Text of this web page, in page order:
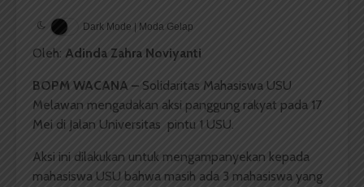
Dark Mode | Moda Gelap
Oleh: Adinda Zahra Noviyanti
BOPM WACANA – Solidaritas Mahasiswa USU
Melawan mengadakan aksi panggung rakyat pada 17
Mei di Jalan Universitas pintu 1 USU.
Aksi ini dilakukan untuk mengampanyekan kepada
mahasiswa USU bahwa masih ada 3 mahasiswa yang